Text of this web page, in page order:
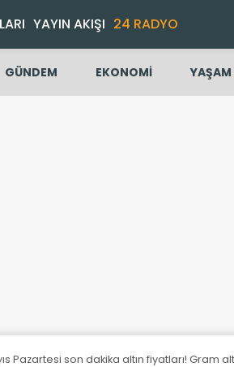
YAYIN AKIŞI 24 RADYO
GÜNDEM EKONOMİ YAŞAM
Pazartesi son dakika altın fiyatları! Gram